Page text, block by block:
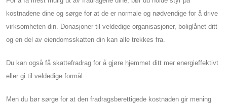
kostnadene dine og sørge for at de er normale og nødvendige for å drive
virksomheten din. Donasjoner til veldedige organisasjoner, boliglånet ditt
og en del av eiendomsskatten din kan alle trekkes fra.
Du kan også få skattefradrag for å gjøre hjemmet ditt mer energieffektivt
eller gi til veldedige formål.
Men du bør sørge for at den fradragsberettigede kostnaden gir mening